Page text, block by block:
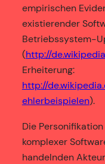
empirischen
existierender
Betriebssystem-
(http://
Erheiterung:
http://
ehlerbeispielen).
Die
komplexer
handelnden